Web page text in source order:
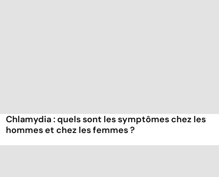
Chlamydia : quels sont les symptômes chez les
hommes et chez les femmes ?